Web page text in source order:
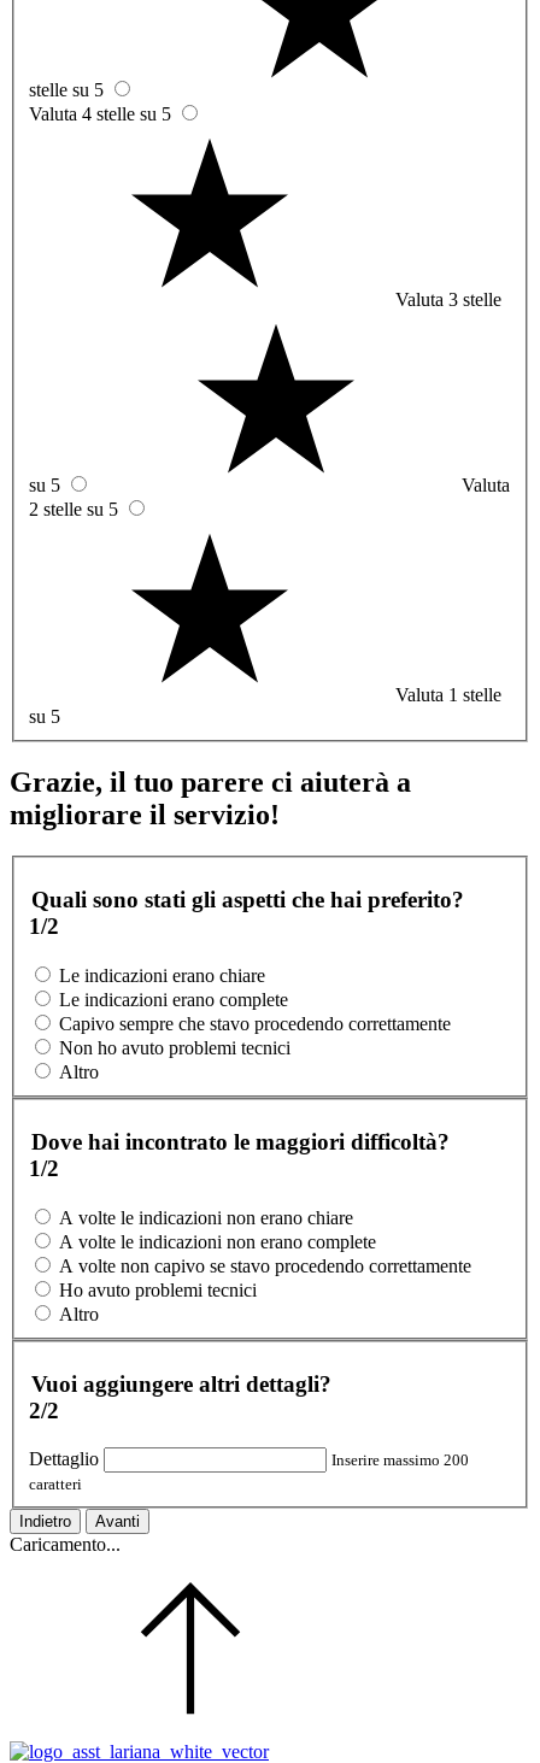
stelle su 5
Valuta 4 stelle su 5
Valuta 3 stelle
su 5
Valuta
2 stelle su 5
Valuta 1 stelle
su 5
Grazie, il tuo parere ci aiuterà a
migliorare il servizio!
Quali sono stati gli aspetti che hai preferito?
1/2
Le indicazioni erano chiare
Le indicazioni erano complete
Capivo sempre che stavo procedendo correttamente
Non ho avuto problemi tecnici
Altro
Dove hai incontrato le maggiori difficoltà?
1/2
A volte le indicazioni non erano chiare
A volte le indicazioni non erano complete
A volte non capivo se stavo procedendo correttamente
Ho avuto problemi tecnici
Altro
Vuoi aggiungere altri dettagli?
2/2
Dettaglio
Inserire massimo 200
caratteri
Indietro Avanti
Caricamento...